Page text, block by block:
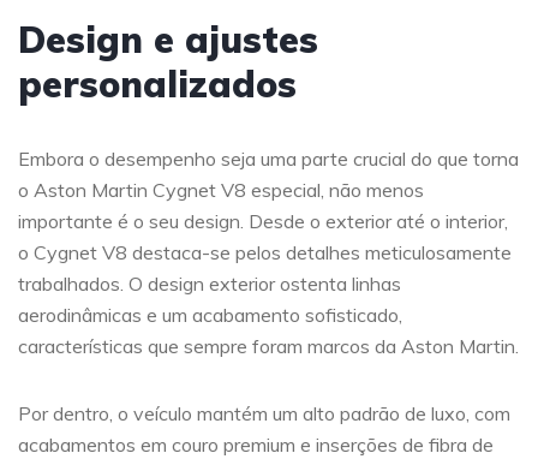
Design e ajustes
personalizados
Embora o desempenho seja uma parte crucial do que torna
o Aston Martin Cygnet V8 especial, não menos
importante é o seu design. Desde o exterior até o interior,
o Cygnet V8 destaca-se pelos detalhes meticulosamente
trabalhados. O design exterior ostenta linhas
aerodinâmicas e um acabamento sofisticado,
características que sempre foram marcos da Aston Martin.
Por dentro, o veículo mantém um alto padrão de luxo, com
acabamentos em couro premium e inserções de fibra de